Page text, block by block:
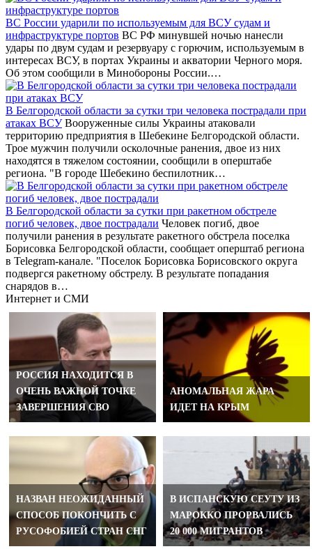
ВС России ударили по используемым для ВСУ судам и
инфраструктуре портов ВС РФ минувшей ночью нанесли
удары по двум судам и резервуару с горючим, используемым в
интересах ВСУ, в портах Украины и акватории Черного моря.
Об этом сообщили в Минобороны России.…
В Белгородской области за сутки три человека пострадали при
атаках ВСУВооруженные силы Украины атаковали
территорию предприятия в Шебекине Белгородской области.
Трое мужчин получили осколочные ранения, двое из них
находятся в тяжелом состоянии, сообщили в оперштабе
региона. "В городе Шебекино беспилотник…
В Белгородской области за сутки при ракетном обстреле
погиб человек, двое пострадали Человек погиб, двое
получили ранения в результате ракетного обстрела поселка
Борисовка Белгородской области, сообщает оперштаб региона
в Telegram-канале. "Поселок Борисовка Борисовского округа
подвергся ракетному обстрелу. В результате попадания
снарядов в…
Интернет и СМИ
РОССИЯ НАХОДИТСЯ В
ОЧЕНЬ ВАЖНОЙ ТОЧКЕ
ЗАВЕРШЕНИЯ СВО
АНОМАЛЬНАЯ ЖАРА
ИДЕТ НА КРЫМ
НАЗВАН НЕОЖИДАННЫЙ
СПОСОБ ПОКОНЧИТЬ С
РУСОФОБИЕЙ СТРАН СНГ
В ИСПАНСКУЮ СЕУТУ ИЗ
МАРОККО ПРОРВАЛИСЬ
20 000 МИГРАНТОВ